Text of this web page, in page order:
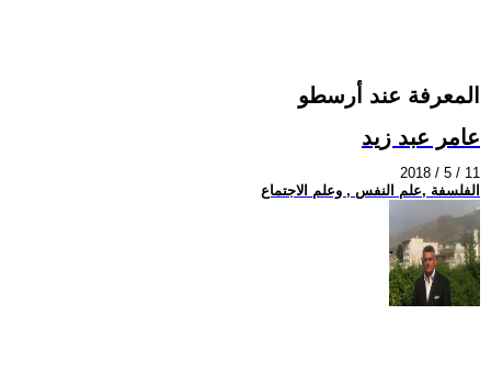
المعرفة عند أرسطو
عامر عبد زيد
2018 / 5 / 11
الفلسفة ,علم النفس , وعلم الاجتماع